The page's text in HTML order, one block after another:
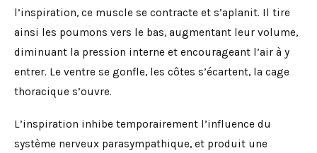
l’inspiration, ce muscle se contracte et s’aplanit. Il tire
ainsi les poumons vers le bas, augmentant leur volume,
diminuant la pression interne et encourageant l’air à y
entrer. Le ventre se gonfle, les côtes s’écartent, la cage
thoracique s’ouvre.
L’inspiration inhibe temporairement l’influence du
système nerveux parasympathique, et produit une